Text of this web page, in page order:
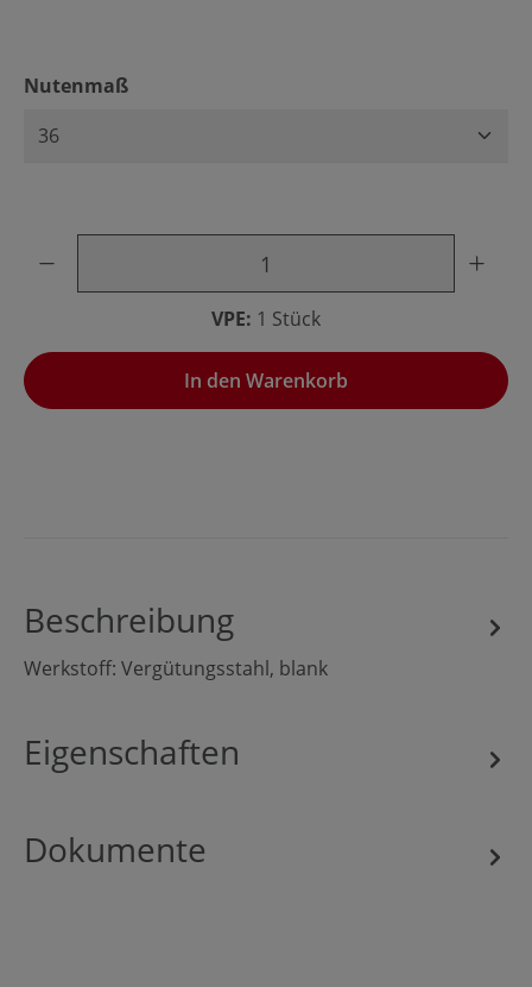
Nutenmaßauswählen
VPE: 1 Stück
In den Warenkorb
Beschreibung
Werkstoff: Vergütungsstahl, blank
Eigenschaften
Dokumente